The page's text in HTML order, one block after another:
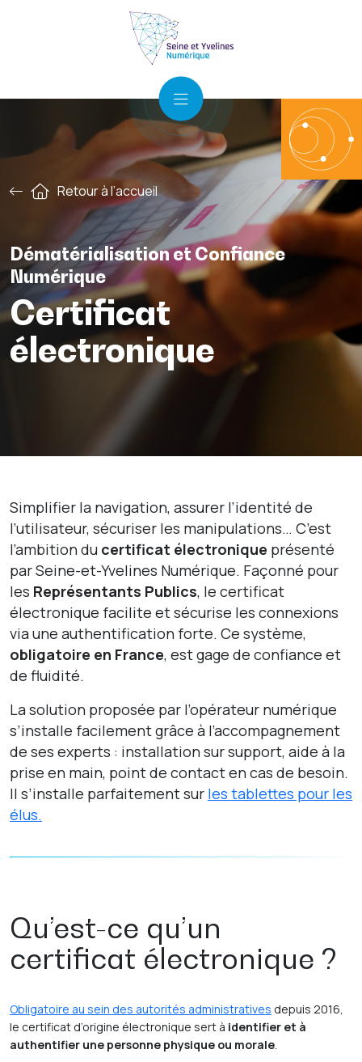
Retour à l’accueil
Dématérialisation et Confiance
Numérique
Certificat
électronique
Simplifier la navigation, assurer l’identité de
l’utilisateur, sécuriser les manipulations… C’est
l’ambition du certificat électronique présenté
par Seine-et-Yvelines Numérique. Façonné pour
les Représentants Publics, le certificat
électronique facilite et sécurise les connexions
via une authentification forte. Ce système,
obligatoire en France, est gage de confiance et
de fluidité.
La solution proposée par l’opérateur numérique
s’installe facilement grâce à l’accompagnement
de ses experts : installation sur support, aide à la
prise en main, point de contact en cas de besoin.
Il s’installe parfaitement sur les tablettes pour les
élus.
Qu’est-ce qu’un
certificat électronique ?
Obligatoire au sein des autorités administratives depuis 2016,
le certificat d’origine électronique sert à identifier et à
authentifier une personne physique ou morale.